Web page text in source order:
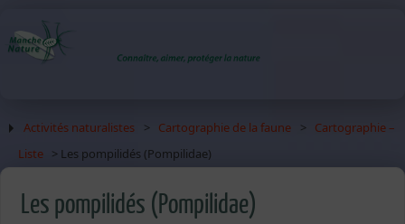
Activités naturalistes > Cartographie de la faune > Cartographie –
Liste > Les pompilidés (Pompilidae)
Les pompilidés (Pompilidae)